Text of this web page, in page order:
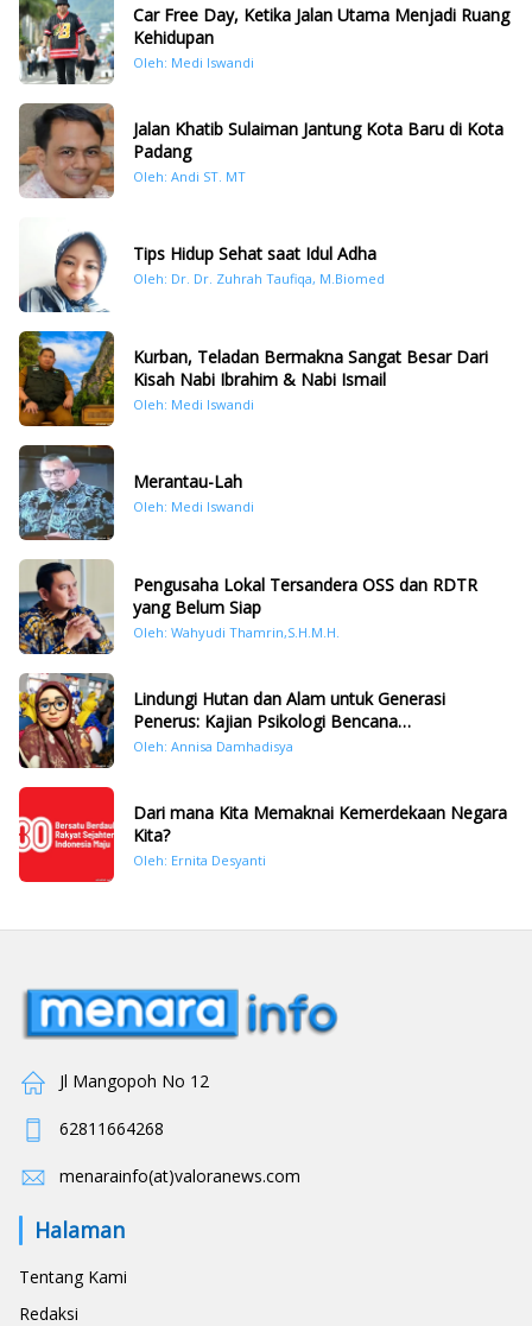
Car Free Day, Ketika Jalan Utama Menjadi Ruang
Kehidupan
Oleh: Medi Iswandi
Jalan Khatib Sulaiman Jantung Kota Baru di Kota
Padang
Oleh: Andi ST. MT
Tips Hidup Sehat saat Idul Adha
Oleh: Dr. Dr. Zuhrah Taufiqa, M.Biomed
Kurban, Teladan Bermakna Sangat Besar Dari
Kisah Nabi Ibrahim & Nabi Ismail
Oleh: Medi Iswandi
Merantau-Lah
Oleh: Medi Iswandi
Pengusaha Lokal Tersandera OSS dan RDTR
yang Belum Siap
Oleh: Wahyudi Thamrin,S.H.M.H.
Lindungi Hutan dan Alam untuk Generasi
Penerus: Kajian Psikologi Bencana
Hidrometeorologi di Sumatera Pasca Tragedi
Oleh: Annisa Damhadisya
Dari mana Kita Memaknai Kemerdekaan Negara
Kita?
Oleh: Ernita Desyanti
Jl Mangopoh No 12
62811664268
menarainfo(at)valoranews.com
Halaman
Tentang Kami
Redaksi